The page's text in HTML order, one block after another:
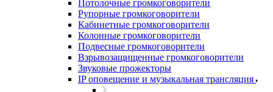
Потолочные громкоговорители
Рупорные громкоговорители
Кабинетные громкоговорители
Колонные громкоговорители
Подвесные громкоговорители
Взрывозащищенные громкоговорители
Звуковые прожекторы
IP оповещение и музыкальная трансляция